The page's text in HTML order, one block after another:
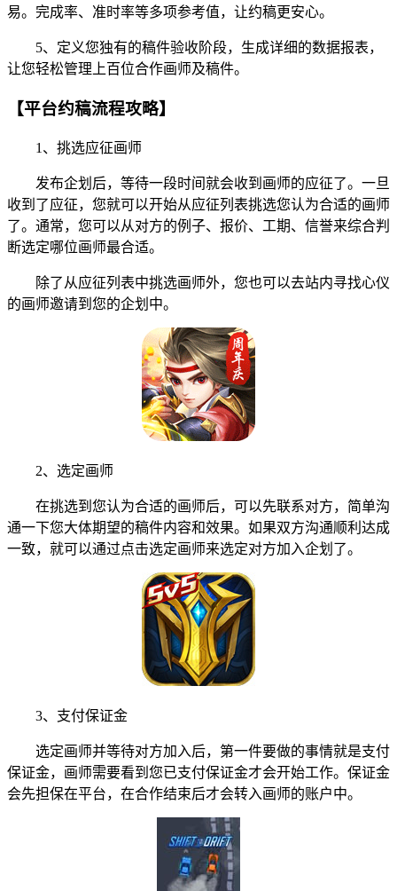
易。完成率、准时率等多项参考值，让约稿更安心。
5、定义您独有的稿件验收阶段，生成详细的数据报表，
让您轻松管理上百位合作画师及稿件。
【平台约稿流程攻略】
1、挑选应征画师
发布企划后，等待一段时间就会收到画师的应征了。一旦
收到了应征，您就可以开始从应征列表挑选您认为合适的画师
了。通常，您可以从对方的例子、报价、工期、信誉来综合判
断选定哪位画师最合适。
除了从应征列表中挑选画师外，您也可以去站内寻找心仪
的画师邀请到您的企划中。
2、选定画师
在挑选到您认为合适的画师后，可以先联系对方，简单沟
通一下您大体期望的稿件内容和效果。如果双方沟通顺利达成
一致，就可以通过点击选定画师来选定对方加入企划了。
3、支付保证金
选定画师并等待对方加入后，第一件要做的事情就是支付
保证金，画师需要看到您已支付保证金才会开始工作。保证金
会先担保在平台，在合作结束后才会转入画师的账户中。